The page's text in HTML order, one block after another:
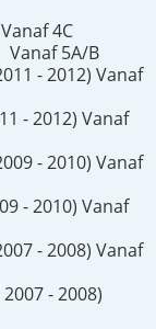
4C
Vanaf 5A/B
- 2012) Vanaf
- 2012) Vanaf
- 2010) Vanaf
- 2010) Vanaf
- 2008) Vanaf
- 2008)